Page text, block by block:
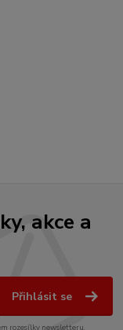
akce a
Přihlásit se
rozesílky newsletteru.